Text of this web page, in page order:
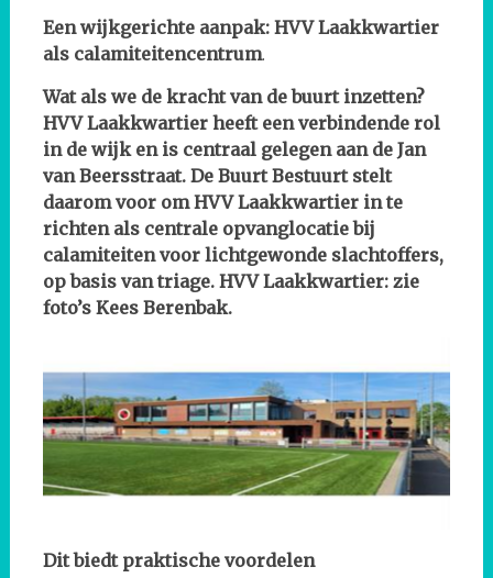
Een wijkgerichte aanpak: HVV Laakkwartier
als calamiteitencentrum.
Wat als we de kracht van de buurt inzetten?
HVV Laakkwartier heeft een verbindende rol
in de wijk en is centraal gelegen aan de Jan
van Beersstraat. De Buurt Bestuurt stelt
daarom voor om HVV Laakkwartier in te
richten als centrale opvanglocatie bij
calamiteiten voor lichtgewonde slachtoffers,
op basis van triage. HVV Laakkwartier: zie
foto’s Kees Berenbak.
Dit biedt praktische voordelen